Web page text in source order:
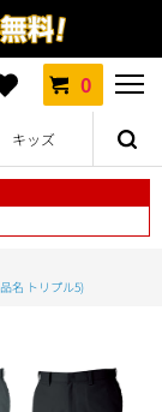
0
キッズ
名 トリプル5)